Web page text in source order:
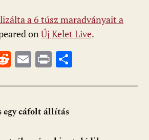
a 6 túsz maradványait a
onÚj Kelet Live.
R
d
di
E
ai
l
Pr
t za
egy cáfolt állítás